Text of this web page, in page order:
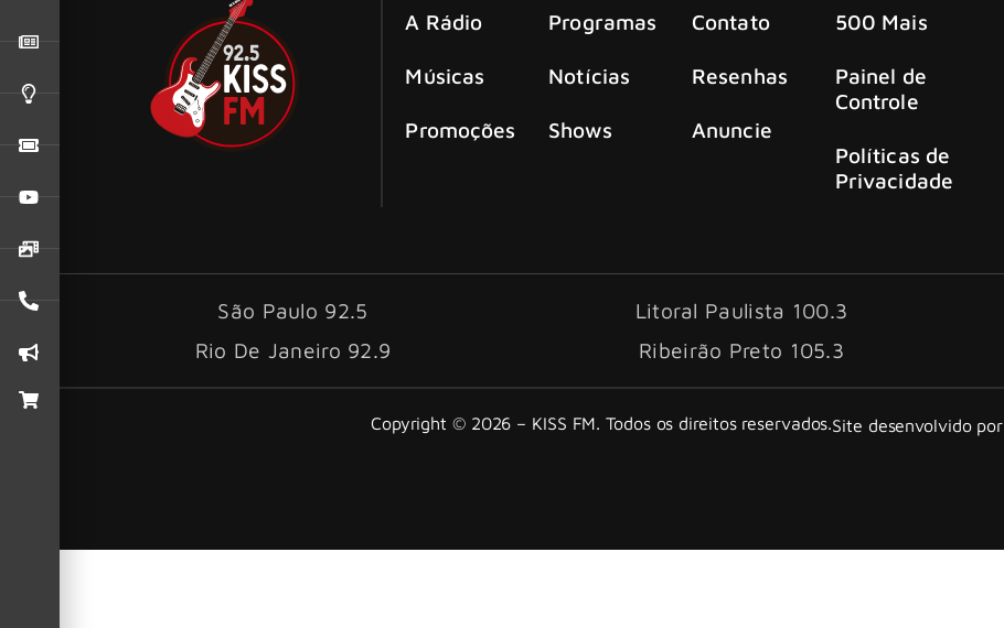
A Rádio
Músicas
Promoções
Programas
Notícias
Shows
Contato
Resenhas
Anuncie
500 Mais
Painel de
Controle
Políticas de
Privacidade
São Paulo 92.5 Litoral Paulista 100.3
Rio De Janeiro 92.9
Ribeirão Preto 105.3
Copyright © 2026 – KISS FM. Todos os direitos reservados.Site desenvolvido por